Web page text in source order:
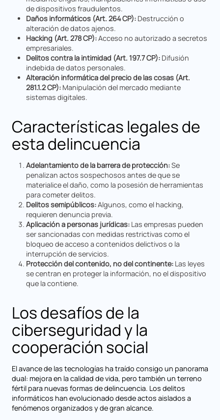
de dispositivos fraudulentos.
Daños informáticos (Art. 264 CP):Destrucción o
alteración de datos ajenos.
Hacking (Art. 278 CP):Acceso no autorizado a secretos
empresariales.
Delitos contra la intimidad (Art. 197.7 CP):Difusión
indebida de datos personales.
Alteración informática del precio de las cosas (Art.
281.1.2 CP):Manipulación del mercado mediante
sistemas digitales.
Características legales de
esta delincuencia
Adelantamiento de la barrera de protección:Se
penalizan actos sospechosos antes de que se
materialice el daño, como la posesión de herramientas
para cometer delitos.
Delitos semipúblicos:Algunos, como el hacking,
requieren denuncia previa.
Aplicación a personas jurídicas:Las empresas pueden
ser sancionadas con medidas restrictivas como el
bloqueo de acceso a contenidos delictivos o la
interrupción de servicios.
Protección del contenido, no del continente:Las leyes
se centran en proteger la información, no el dispositivo
que la contiene.
Los desafíos de la
ciberseguridad y la
cooperación social
El avance de las tecnologías ha traído consigo un panorama
dual: mejora en la calidad de vida, pero también un terreno
fértil para nuevas formas de delincuencia. Los delitos
informáticos han evolucionado desde actos aislados a
fenómenos organizados y de gran alcance.